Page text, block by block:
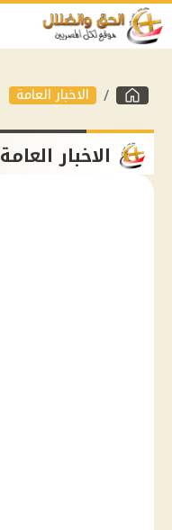
الاخبار العامة
الاخبار العامة